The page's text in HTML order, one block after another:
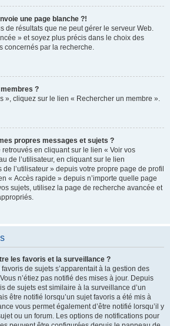
une page blanche ?!
de résultats que ne peut gérer le serveur Web.
» et soyez plus précis dans le choix des
concernés par la recherche.
?
», cliquez sur le lien « Rechercher un membre ».
propres messages et sujets ?
en cliquant sur le lien « Voir vos
de l’utilisateur, en cliquant sur le lien
l’utilisateur » depuis votre propre page de profil
« Accès rapide » depuis n’importe quelle page
sujets, utilisez la page de recherche avancée et
les favoris et la surveillance ?
de sujets s’apparentait à la gestion des
n’étiez pas notifié des mises à jour. Depuis
de sujets est similaire à la surveillance d’un
être notifié lorsqu’un sujet favoris a été mis à
vous permet également d’être notifié lorsqu’il y
ou un forum. Les options de notifications pour